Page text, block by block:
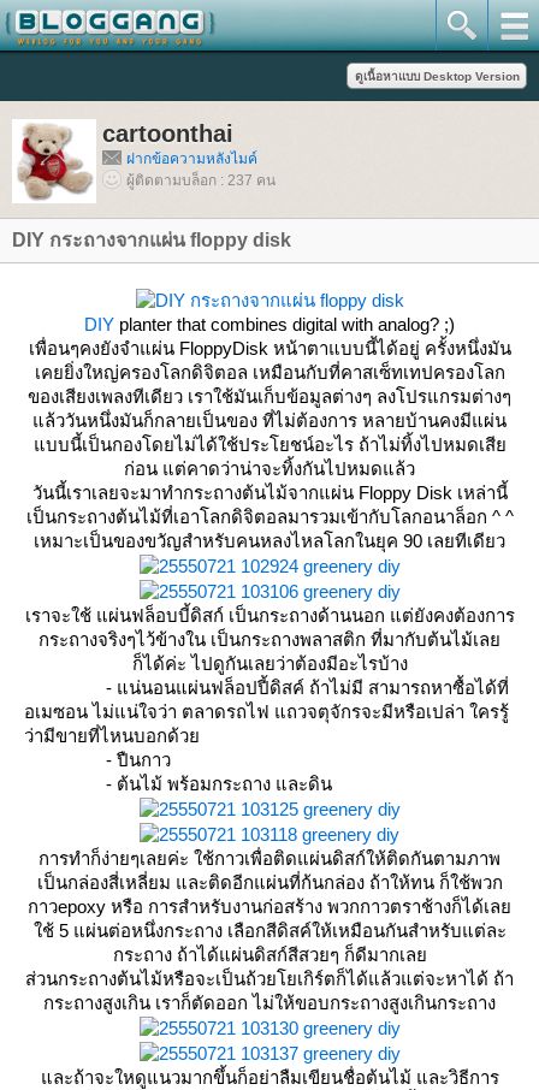
cartoonthai
ฝากข้อความหลังไมค์
ผู้ติดตามบล็อก : 237 คน
DIY กระถางจากแผ่น floppy disk
DIY planter that combines digital with analog? ;)
เพื่อนๆคงยังจำแผ่น FloppyDisk หน้าตาแบบนี้ได้อยู่ ครั้งหนึ่งมัน
เคยยิ่งใหญ่ครองโลกดิจิตอล เหมือนกับที่คาสเซ็ทเทปครองโลก
ของเสียงเพลงทีเดียว เราใช้มันเก็บข้อมูลต่างๆ ลงโปรแกรมต่างๆ
ล้ววันหนึ่งมันก็กลายเป็นของ ที่ไม่ต้องการ หลายบ้านคงมีแผ่น
บบนี้เป็นกองโดยไม่ได้ใช้ประโยชน์อะไร ถ้าไม่ทิ้งไปหมดเสี
ก่อน แต่คาดว่าน่าจะทิ้งกันไปหมดแล้ว
วันนี้เราเลยจะมาทำกระถางต้นไม้จากแผ่น Floppy Disk เหล่านี้
เป็นกระถางต้นไม้ที่เอาโลกดิจิตอลมารวมเข้ากับโลกอนาล็อก ^ ^
เหมาะเป็นของขวัญสำหรับคนหลงไหลโลกในยุค 90 เลยทีเดียว
เราจะใช้ แผ่นฟล็อบบี้ดิสก์ เป็นกระถางด้านนอก แต่ยังคงต้องการ
กระถางจริงๆไว้ข้างใน เป็นกระถางพลาสติก ที่มากับต้นไม้เล
ก็ได้ค่ะ ไปดูกันเลยว่าต้องมีอะไรบ้าง
- แน่นอนแผ่นฟล็อปปี้ดิสค์ ถ้าไม่มี สามารถหาซื้อได้ที่
อเมซอน ไม่แน่ใจว่า ตลาดรถไฟ แถวจตุจักรจะมีหรือเปล่า ใครรู้
ว่ามีขายที่ไหนบอกด้ว
- ปืนกาว
- ต้นไม้ พร้อมกระถาง และดิน
การทำก็ง่ายๆเลยค่ะ ใช้กาวเพื่อติดแผ่นดิสก์ให้ติดกันตามภาพ
เป็นกล่องสี่เหลี่ยม และติดอีกแผ่นที่ก้นกล่อง ถ้าให้ทน ก็ใช้พวก
กาวepoxy หรือ การสำหรับงานก่อสร้าง พวกกาวตราช้างก็ได้เล
ช้ 5 แผ่นต่อหนึ่งกระถาง เลือกสีดิสค์ให้เหมือนกันสำหรับแต่ละ
กระถาง ถ้าได้แผ่นดิสก์สีสวยๆ ก็ดีมากเล
ส่วนกระถางต้นไม้หรือจะเป็นถ้วยโยเกิร์ตก็ได้แล้วแต่จะหาได้ ถ้า
กระถางสูงเกิน เราก็ตัดออก ไม่ให้ขอบกระถางสูงเกินกระถาง
ละถ้าจะใหดูแนวมากขึ้นก็อย่าลืมเขียนชื่อต้นไม้ และวิธีการ